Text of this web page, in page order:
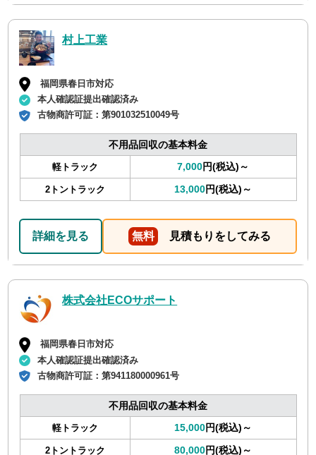
村上工業
福岡県春日市対応
本人確認証提出確認済み
古物商許可証：第901032510049号
不用品回収の基本料金
軽トラック 7,000円(税込)～
2トントラック 13,000円(税込)～
詳細を見る 無料 見積もりをしてみる
株式会社ECOサポート
福岡県春日市対応
本人確認証提出確認済み
古物商許可証：第941180000961号
不用品回収の基本料金
軽トラック 15,000円(税込)～
2トントラック 80,000円(税込)～